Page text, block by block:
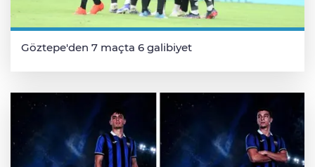
Göztepe'den 7 maçta 6 galibiyet